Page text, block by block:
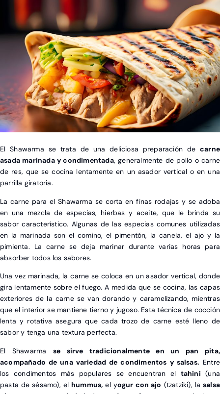
El Shawarma se trata de una deliciosa preparación de carne
asada marinada y condimentada, generalmente de pollo o carne
de res, que se cocina lentamente en un asador vertical o en una
parrilla giratoria.
La carne para el Shawarma se corta en finas rodajas y se adoba
en una mezcla de especias, hierbas y aceite, que le brinda su
sabor característico. Algunas de las especias comunes utilizadas
en la marinada son el comino, el pimentón, la canela, el ajo y la
pimienta. La carne se deja marinar durante varias horas para
absorber todos los sabores.
Una vez marinada, la carne se coloca en un asador vertical, donde
gira lentamente sobre el fuego. A medida que se cocina, las capas
exteriores de la carne se van dorando y caramelizando, mientras
que el interior se mantiene tierno y jugoso. Esta técnica de cocción
lenta y rotativa asegura que cada trozo de carne esté lleno de
sabor y tenga una textura perfecta.
El Shawarma se sirve tradicionalmente en un pan pita,
acompañado de una variedad de condimentos y salsas. Entre
los condimentos más populares se encuentran el tahini (una
pasta de sésamo), el hummus, el yogur con ajo (tzatziki), lasalsa